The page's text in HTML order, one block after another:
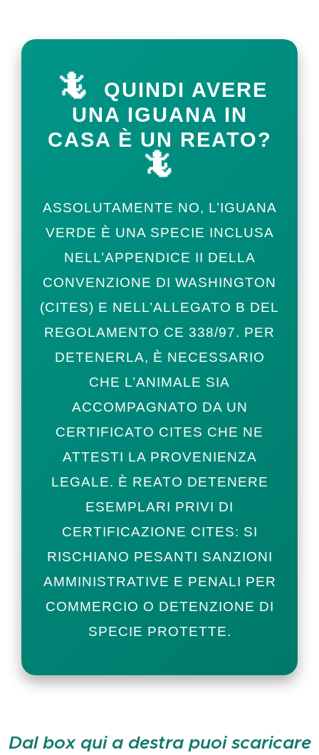
🦎
QUINDI AVERE
UNA IGUANA IN
CASA È UN REATO?
🦎
ASSOLUTAMENTE NO, L’IGUANA
VERDE È UNA SPECIE INCLUSA
NELL’APPENDICE II DELLA
CONVENZIONE DI WASHINGTON
(CITES) E NELL’ALLEGATO B DEL
REGOLAMENTO CE 338/97. PER
DETENERLA, È NECESSARIO
CHE L’ANIMALE SIA
ACCOMPAGNATO DA UN
CERTIFICATO CITES CHE NE
ATTESTI LA PROVENIENZA
LEGALE. È REATO DETENERE
ESEMPLARI PRIVI DI
CERTIFICAZIONE CITES: SI
RISCHIANO PESANTI SANZIONI
AMMINISTRATIVE E PENALI PER
COMMERCIO O DETENZIONE DI
SPECIE PROTETTE.
Dal box qui a destra puoi scaricare